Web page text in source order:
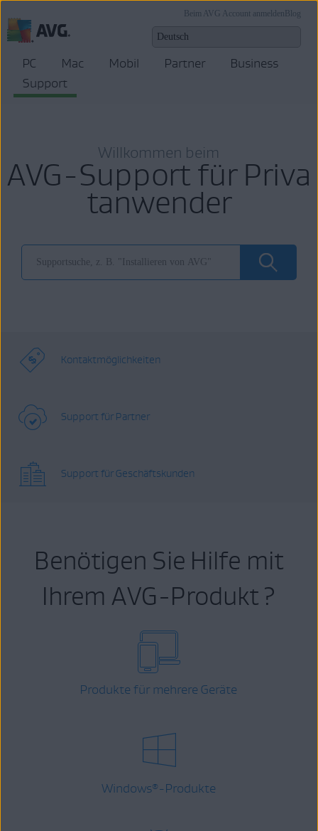
Blog
Beim AVG Account anmelden
PC Mac Mobil Partner
Business
Support
Willkommen beim
AVG-Support für Priva
tanwender
Kontaktmöglichkeiten
Support für Partner
Support für Geschäftskunden
Benötigen Sie Hilfe mit
Ihrem AVG-Produkt ?
Produkte für mehrere Geräte
Windows® -Produkte